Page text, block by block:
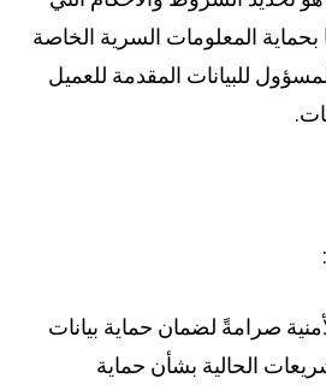
بحماية المعلومات السرية الخاصة
للبيانات المقدمة للعميل
صرامةً لضمان حماية بيانات
الحالية بشأن حماية